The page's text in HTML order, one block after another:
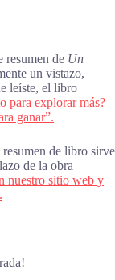
resumen de Un
un vistazo,
leíste, el libro
para explorar más?
ganar”.
de libro sirve
de la obra
nuestro sitio web y